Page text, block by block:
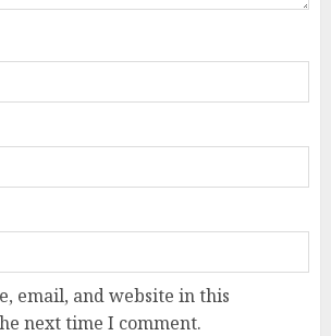
email, and website in this
next time I comment.